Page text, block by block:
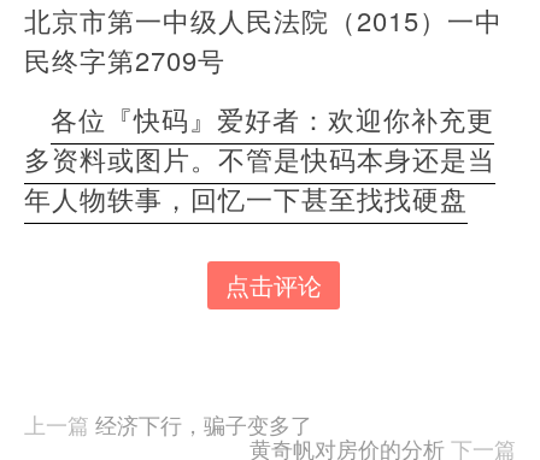
北京市第一中级人民法院（2015）一中
民终字第2709号
各位『快码』爱好者：欢迎你补充更
多资料或图片。不管是快码本身还是当
年人物轶事，回忆一下甚至找找硬盘
本
于
2024-
点击评论
上一篇 经济下行，骗子变多了
黄奇帆对房价的分析下一篇